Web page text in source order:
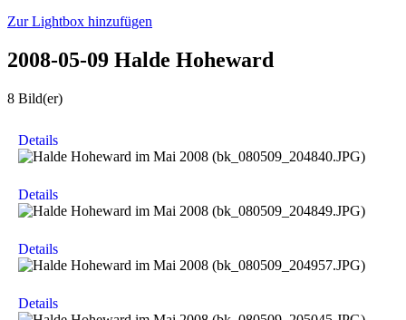
Zur Lightbox hinzufügen
2008-05-09 Halde Hoheward
8 Bild(er)
Details
Details
Details
Details